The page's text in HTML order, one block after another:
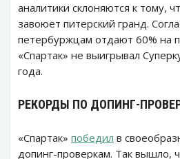
аналитики склоняются к тому,
завоюет питерский гранд.
петербуржцам отдают 60% на
«Спартак» не выигрывал
года.
РЕКОРДЫ ПО ДОПИНГ-
«Спартак» победил в
допинг-проверкам. Так вышло,